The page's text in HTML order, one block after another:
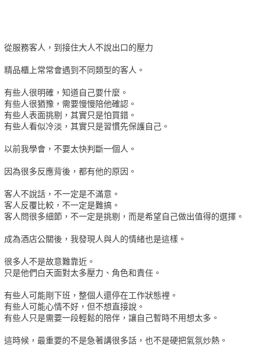
從服務客人，到接住大人不說出口的壓力
精品櫃上常常會遇到不同類型的客人。
有些人很明確，知道自己要什麼。
有些人很猶豫，需要慢慢陪他確認。
有些人表面挑剔，其實只是怕買錯。
有些人看似冷淡，其實只是習慣先保護自己。
以前我學會，不要太快判斷一個人。
因為很多反應背後，都有他的原因。
客人不說話，不一定是不滿意。
客人反覆比較，不一定是難搞。
客人問很多細節，不一定是挑剔，而是希望自己做出值得的選擇。
成為酒店公關後，我發現人與人的情緒也是這樣。
很多人不是故意難靠近。
只是他們白天面對太多壓力、角色和責任。
有些人可能剛下班，整個人還停在工作狀態裡。
有些人可能心情不好，但不想直接說。
有些人只是需要一段輕鬆的陪伴，讓自己暫時不用想太多。
這時候，最重要的不是急著講很多話，也不是硬把氣氛炒熱。